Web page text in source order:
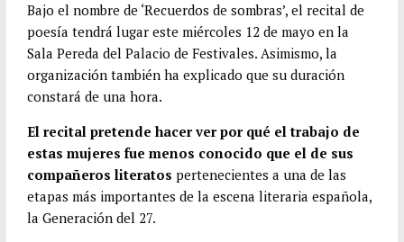
r
Bajo el nombre de ‘Recuerdos de sombras’, el recital de
poesía tendrá lugar este miércoles 12 de mayo en la
Sala Pereda del Palacio de Festivales. Asimismo, la
organización también ha explicado que su duración
constará de una hora.
El recital pretende hacer ver por qué el trabajo de
estas mujeres fue menos conocido que el de sus
compañeros literatos pertenecientes a una de las
etapas más importantes de la escena literaria española,
la Generación del 27.